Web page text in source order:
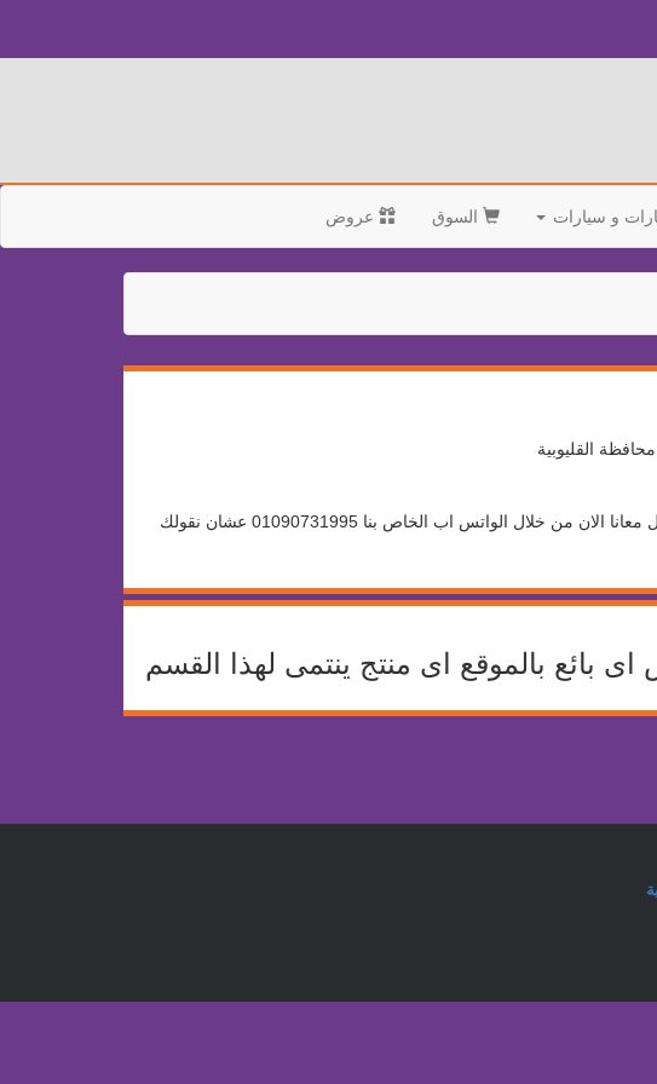
و سيارات السوق عروض
القليوبية
ولعرض اى منتج فى سوق بنها سيتى هو مجانا تماماااااا وبيتم فتح لوحة تحكم خاصه بك لادارة منتجاتك بكل سهولة - تواصل معانا الان من خلال الواتس اب الخاص بنا 01090731995 عشان نقولك